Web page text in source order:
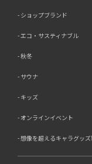
ショップブランド
エコ・サスティナブル
秋冬
サウナ
キッズ
オンラインイベント
想像を超えるキャラグッ